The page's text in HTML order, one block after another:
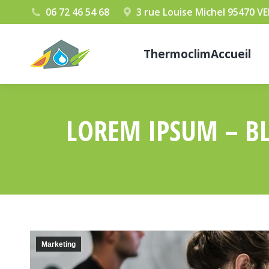
06 72 46 54 68 3 rue Louise Michel 95470
ThermoclimAccueil
LOREM IPSUM –
Marketing